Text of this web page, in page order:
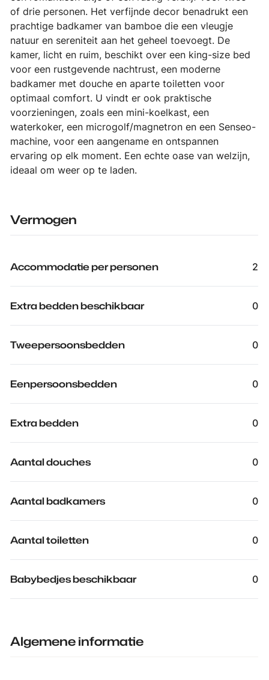
of drie personen. Het verfijnde decor benadrukt een
prachtige badkamer van bamboe die een vleugje
natuur en sereniteit aan het geheel toevoegt. De
kamer, licht en ruim, beschikt over een king-size bed
voor een rustgevende nachtrust, een moderne
badkamer met douche en aparte toiletten voor
optimaal comfort. U vindt er ook praktische
voorzieningen, zoals een mini-koelkast, een
waterkoker, een microgolf/magnetron en een Senseo-
machine, voor een aangename en ontspannen
ervaring op elk moment. Een echte oase van welzijn,
ideaal om weer op te laden.
Vermogen
Accommodatie per personen 2
Extra bedden beschikbaar 0
Tweepersoonsbedden 0
Eenpersoonsbedden 0
Extra bedden 0
Aantal douches 0
Aantal badkamers 0
Aantal toiletten 0
Babybedjes beschikbaar 0
Algemene informatie